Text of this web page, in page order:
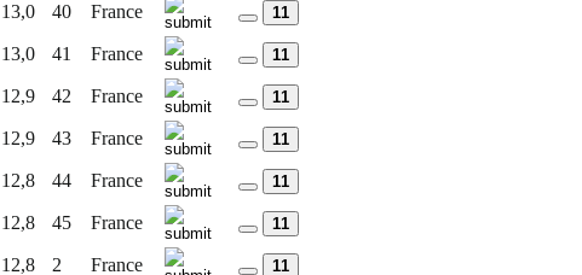
13,0 40 France 11
13,0 41 France 11
12,9 42 France 11
12,9 43 France 11
12,8 44 France 11
12,8 45 France 11
12,8 2 France 11